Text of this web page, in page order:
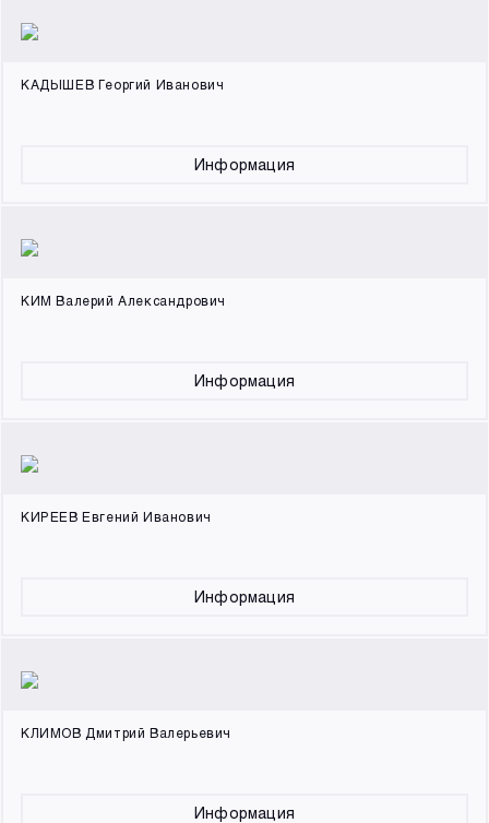
КАДЫШЕВ Георгий Иванович
Информация
КИМ Валерий Александрович
Информация
КИРЕЕВ Евгений Иванович
Информация
КЛИМОВ Дмитрий Валерьевич
Информация